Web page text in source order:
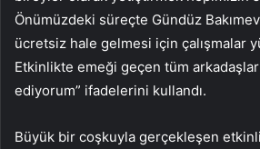
Önümüzdeki süreçte Gündüz
ücretsiz hale gelmesi için çalışmalar
Etkinlikte emeği geçen tüm
ediyorum” ifadelerini kullandı.
Büyük bir coşkuyla gerçekleşen